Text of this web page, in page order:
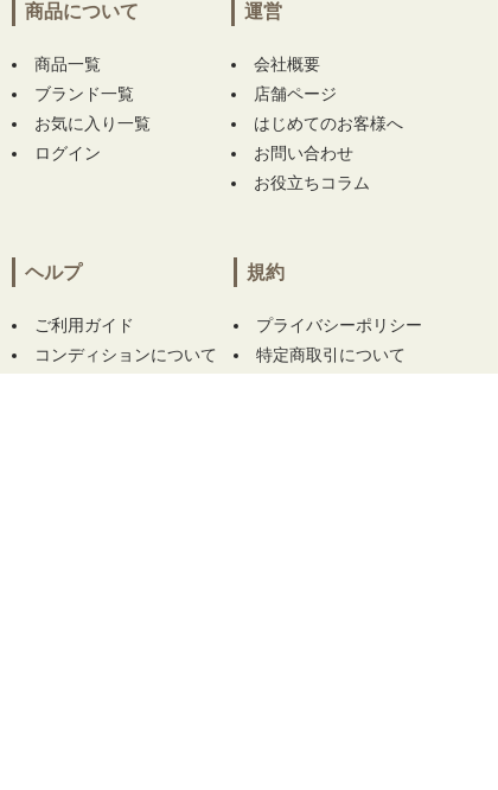
ARK&LONA 半袖ポロシャツ 46(M) 水色系 ス
カイブルー スカル カモフラ 迷彩柄】
メンズ マークアンドロナ MARK&LONA 半袖ポ
お買い上げ!!ありがとうございます！
ボ エルモ ロゴ 刺繍】
をお買い上げ!!ありがと
神奈川県にて【中古 メンズ プーマ PUMA 半
袖ポロシャツ L 紺系 総柄 カート柄】【中古
商品について
商品一覧
ブランド一覧
お気に入り一覧
ログイン
運営
会社概要
店舗ページ
はじめてのお客様へ
お問い合わせ
お役立ちコラム
ヘルプ
ご利用ガイド
コンディションについて
規約
プライバシーポリシー
特定商取引について